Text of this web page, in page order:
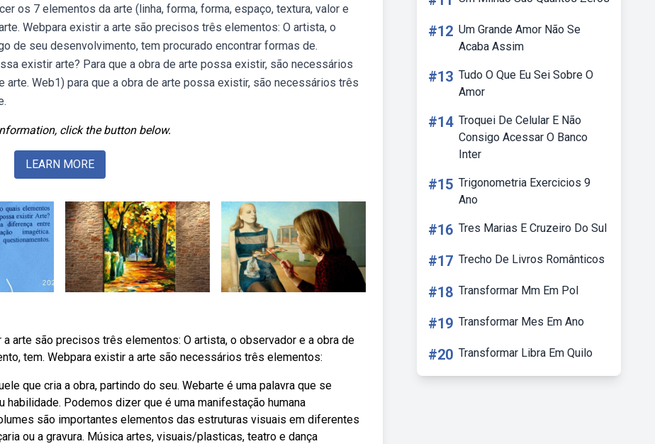
os 7 elementos da arte (linha, forma, forma, espaço, textura, valor e
Webpara existir a arte são precisos três elementos: O artista, o
de seu desenvolvimento, tem procurado encontrar formas de.
existir arte? Para que a obra de arte possa existir, são necessários
Web1) para que a obra de arte possa existir, são necessários três
click the button below.
LEARN MORE
arte são precisos três elementos: O artista, o observador e a obra de
tem. Webpara existir a arte são necessários três elementos:
que cria a obra, partindo do seu. Webarte é uma palavra que se
Podemos dizer que é uma manifestação humana
são importantes elementos das estruturas visuais em diferentes
ou a gravura. Música artes, visuais/plasticas, teatro e dança
#12 Um Grande Amor Não Se
Acaba Assim
#13 Tudo O Que Eu Sei Sobre O
Amor
#14 Troquei De Celular E Não
Consigo Acessar O Banco
Inter
#15 Trigonometria Exercicios 9
Ano
#16 Tres Marias E Cruzeiro Do Sul
#17 Trecho De Livros Românticos
#18 Transformar Mm Em Pol
#19 Transformar Mes Em Ano
#20 Transformar Libra Em Quilo